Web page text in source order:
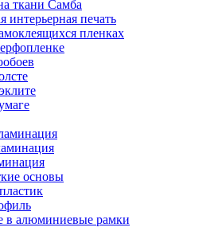
ткани Самба
печать
пленках
основы
в алюминиевые рамки